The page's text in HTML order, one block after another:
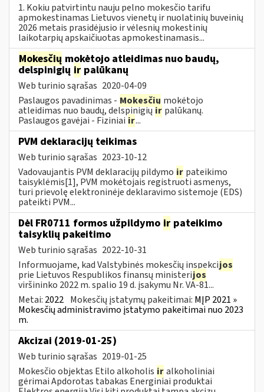
1. Kokiu patvirtintu nauju pelno mokesčio tarifu
apmokestinamas Lietuvos vienetų ir nuolatinių buveinių
2026 metais prasidėjusio ir vėlesnių mokestinių
laikotarpių apskaičiuotas apmokestinamasis...
Mokesčių mokėtojo atleidimas nuo baudų,
delspinigių ir palūkanų
Web turinio sąrašas 2020-04-09
Paslaugos pavadinimas - Mokesčių mokėtojo
atleidimas nuo baudų, delspinigiųir palūkanų.
Paslaugos gavėjai - Fiziniai ir...
PVM deklaracijų teikimas
Web turinio sąrašas 2023-10-12
Vadovaujantis PVM deklaracijų pildymo ir pateikimo
taisyklėmis[1], PVM mokėtojais registruoti asmenys,
turi prievolę elektroninėje deklaravimo sistemoje (EDS)
pateikti PVM...
Dėl FR0711 formos užpildymo ir pateikimo
taisyklių pakeitimo
Web turinio sąrašas 2022-10-31
Informuojame, kad Valstybinės mokesčių inspekcijos
prie Lietuvos Respublikos finansų ministerijos
viršininko 2022 m. spalio 19 d. įsakymu Nr. VA-81...
Metai: 2022 Mokesčių įstatymų pakeitimai: MĮP 2021 »
Mokesčių administravimo įstatymo pakeitimai nuo 2023
m.
Akcizai (2019-01-25)
Web turinio sąrašas 2019-01-25
Mokesčio objektas Etilo alkoholis iralkoholiniai
gėrimai Apdorotas tabakas Energiniai produktai